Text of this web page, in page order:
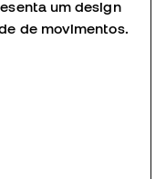
um design
de movimentos.